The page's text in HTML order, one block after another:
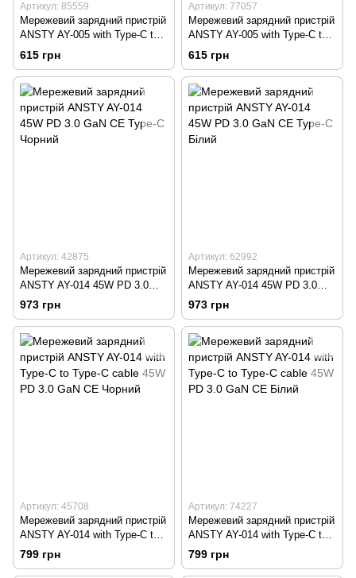
Артикул: 85559
Мережевий зарядний пристрій
ANSTY AY-005 with Type-C to
Type-C cable 20W PD 3.0 CE
Чорний
615 грн
Артикул: 77057
Мережевий зарядний пристрій
ANSTY AY-005 with Type-C to
Type-C cable 20W PD 3.0 CE
615 грн
Артикул: 42875
Мережевий зарядний пристрій
ANSTY AY-014 45W PD 3.0
GaN CE Type-C Чорний
973 грн
Артикул: 62992
Мережевий зарядний пристрій
ANSTY AY-014 45W PD 3.0
GaN CE Type-C Білий
973 грн
Артикул: 45708
Мережевий зарядний пристрій
ANSTY AY-014 with Type-C to
Type-C cable 45W PD 3.0 GaN
CE Чорний
799 грн
Артикул: 74227
Мережевий зарядний пристрій
ANSTY AY-014 with Type-C to
Type-C cable 45W PD 3.0 GaN
CE Білий
799 грн